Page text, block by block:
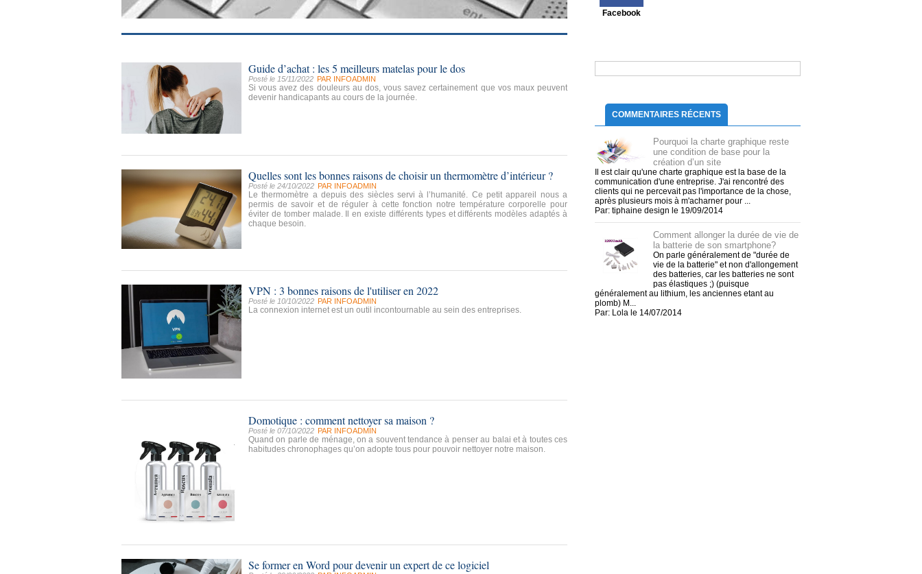
Guide d’achat : les 5 meilleurs matelas pour le dos
Posté le 15/11/2022 PAR INFOADMIN
Si vous avez des douleurs au dos, vous savez certainement que vos maux peuvent
devenir handicapants au cours de la journée.
Quelles sont les bonnes raisons de choisir un thermomètre d’intérieur ?
Posté le 24/10/2022 PAR INFOADMIN
Le thermomètre a depuis des siècles servi à l’humanité. Ce petit appareil nous a
permis de savoir et de réguler à cette fonction notre température corporelle pour
éviter de tomber malade. Il en existe différents types et différents modèles adaptés à
chaque besoin.
VPN : 3 bonnes raisons de l'utiliser en 2022
Posté le 10/10/2022 PAR INFOADMIN
La connexion internet est un outil incontournable au sein des entreprises.
Domotique : comment nettoyer sa maison ?
Posté le 07/10/2022 PAR INFOADMIN
Quand on parle de ménage, on a souvent tendance à penser au balai et à toutes ces
habitudes chronophages qu’on adopte tous pour pouvoir nettoyer notre maison.
Se former en Word pour devenir un expert de ce logiciel
Facebook
COMMENTAIRES RÉCENTS
Pourquoi la charte graphique reste
une condition de base pour la
création d’un site
Il est clair qu'une charte graphique est la base de la
communication d'une entreprise. J'ai rencontré des
clients qui ne percevait pas l'importance de la chose,
après plusieurs mois à m'acharner pour ...
Par: tiphaine design le 19/09/2014
Comment allonger la durée de vie de
la batterie de son smartphone?
On parle généralement de "durée de
vie de la batterie" et non d'allongement
des batteries, car les batteries ne sont
pas élastiques ;) (puisque
généralement au lithium, les anciennes etant au
plomb) M...
Par: Lola le 14/07/2014